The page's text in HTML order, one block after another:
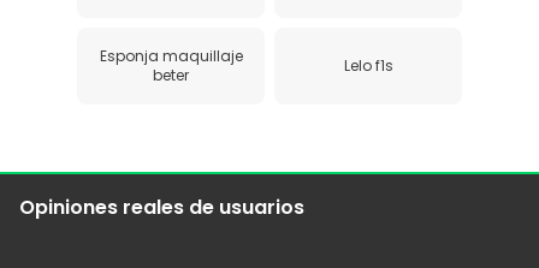
Esponja maquillaje
beter
Lelo f1s
Opiniones reales de usuarios